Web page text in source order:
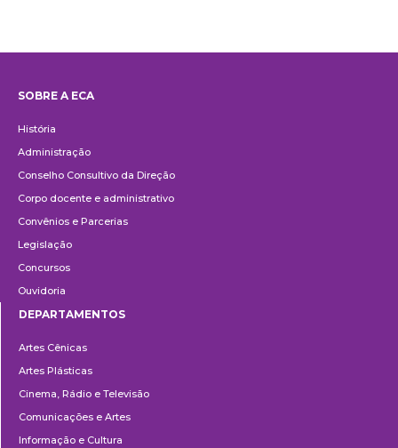
SOBRE A ECA
História
Administração
Conselho Consultivo da Direção
Corpo docente e administrativo
Convênios e Parcerias
Legislação
Concursos
Ouvidoria
DEPARTAMENTOS
Artes Cênicas
Artes Plásticas
Cinema, Rádio e Televisão
Comunicações e Artes
Informação e Cultura